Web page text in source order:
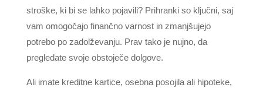
stroške, ki bi se lahko pojavili? Prihranki so ključni, saj
vam omogočajo finančno varnost in zmanjšujejo
potrebo po zadolževanju. Prav tako je nujno, da
pregledate svoje obstoječe dolgove.
Ali imate kreditne kartice, osebna posojila ali hipoteke,